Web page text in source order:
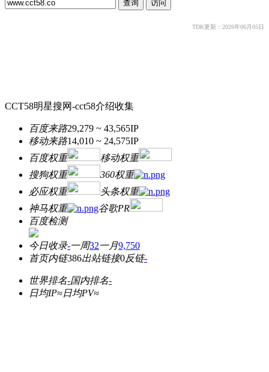
TDK更新：2026年06月05日
CCT58明星搜网-cct58介绍收集
百度来路29,279 ~ 43,565IP
移动来路14,010 ~ 24,575IP
百度权重
移动权重
搜狗权重
360权重
必应权重
头条权重
神马权重
谷歌PR
百度检测
今日收录-一周32一月9,750
首页内链386出站链接0反链-
世界排名-国内排名-
日均IP≈日均PV≈